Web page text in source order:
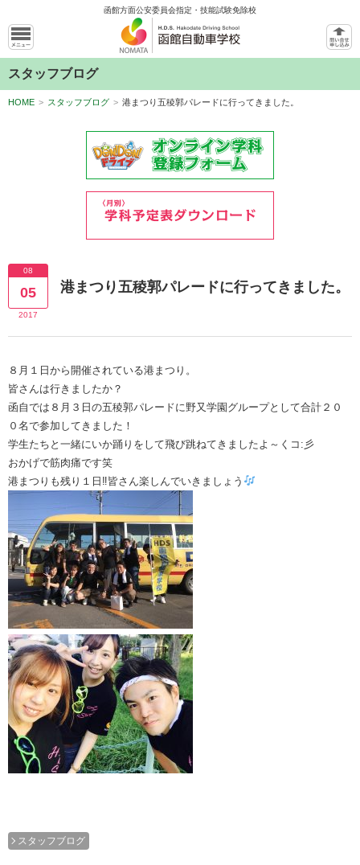
函館方面公安委員会指定・技能試験免除校
スタッフブログ
HOME > スタッフブログ > 港まつり五稜郭パレードに行ってきました。
08
05
2017
港まつり五稜郭パレードに行ってきました。
８月１日から開催されている港まつり。
皆さんは行きましたか？
函自では８月３日の五稜郭パレードに野又学園グループとして合計２０
０名で参加してきました！
学生たちと一緒にいか踊りをして飛び跳ねてきましたよ～くコ:彡
おかげで筋肉痛です笑
港まつりも残り１日‼皆さん楽しんでいきましょう
スタッフブログ